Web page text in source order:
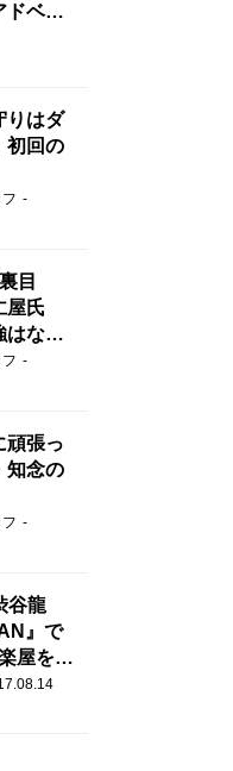
ドベン
りはダ
初回の
目
氏
はな
頑張っ
知念の
谷龍
』で
屋を脱